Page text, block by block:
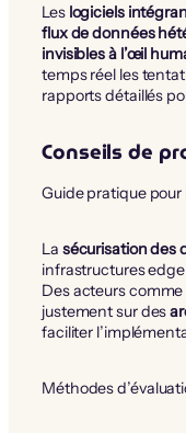
Les logiciels
flux de données
invisibles à l’œil
temps réel les
rapports détaillés
Conseils de
Guide pratique
La sécurisation des
infrastructures
Des acteurs
justement sur des
faciliter
Méthodes